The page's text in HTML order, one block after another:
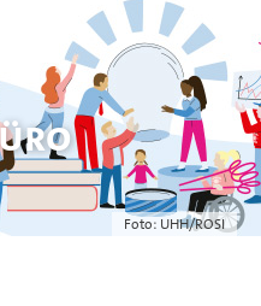
Foto: UHH/ROSI